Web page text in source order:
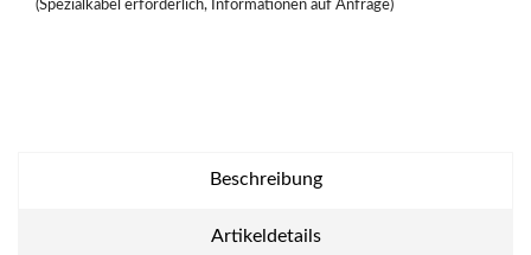
(Spezialkabel erforderlich, Informationen auf Anfrage)
Beschreibung
Artikeldetails